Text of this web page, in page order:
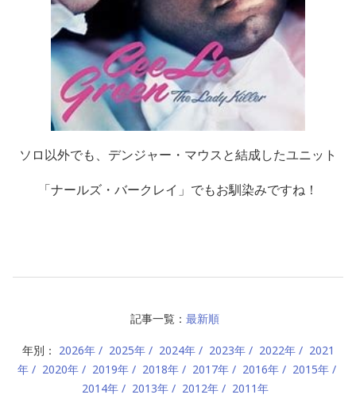
ソロ以外でも、デンジャー・マウスと結成したユニット
「ナールズ・バークレイ」でもお馴染みですね！
記事一覧： 最新順
年別： 2026年 2025年 2024年 2023年 2022年
2021
年
2020年 2019年 2018年 2017年 2016年
2015年
2014年
2013年 2012年 2011年